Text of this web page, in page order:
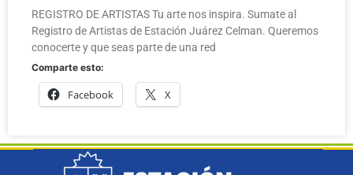
REGISTRO DE ARTISTAS Tu arte nos inspira. Sumate al
Registro de Artistas de Estación Juárez Celman. Queremos
conocerte y que seas parte de una red
Comparte esto:
Facebook X